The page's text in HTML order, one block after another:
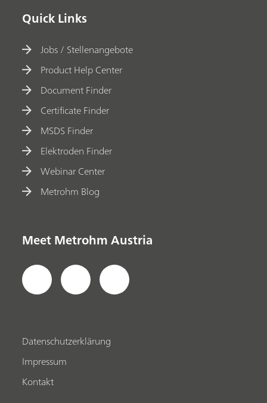
Quick Links
Jobs / Stellenangebote
Product Help Center
Document Finder
Certificate Finder
MSDS Finder
Elektroden Finder
Webinar Center
Metrohm Blog
Meet Metrohm Austria
Datenschutzerklärung
Impressum
Kontakt